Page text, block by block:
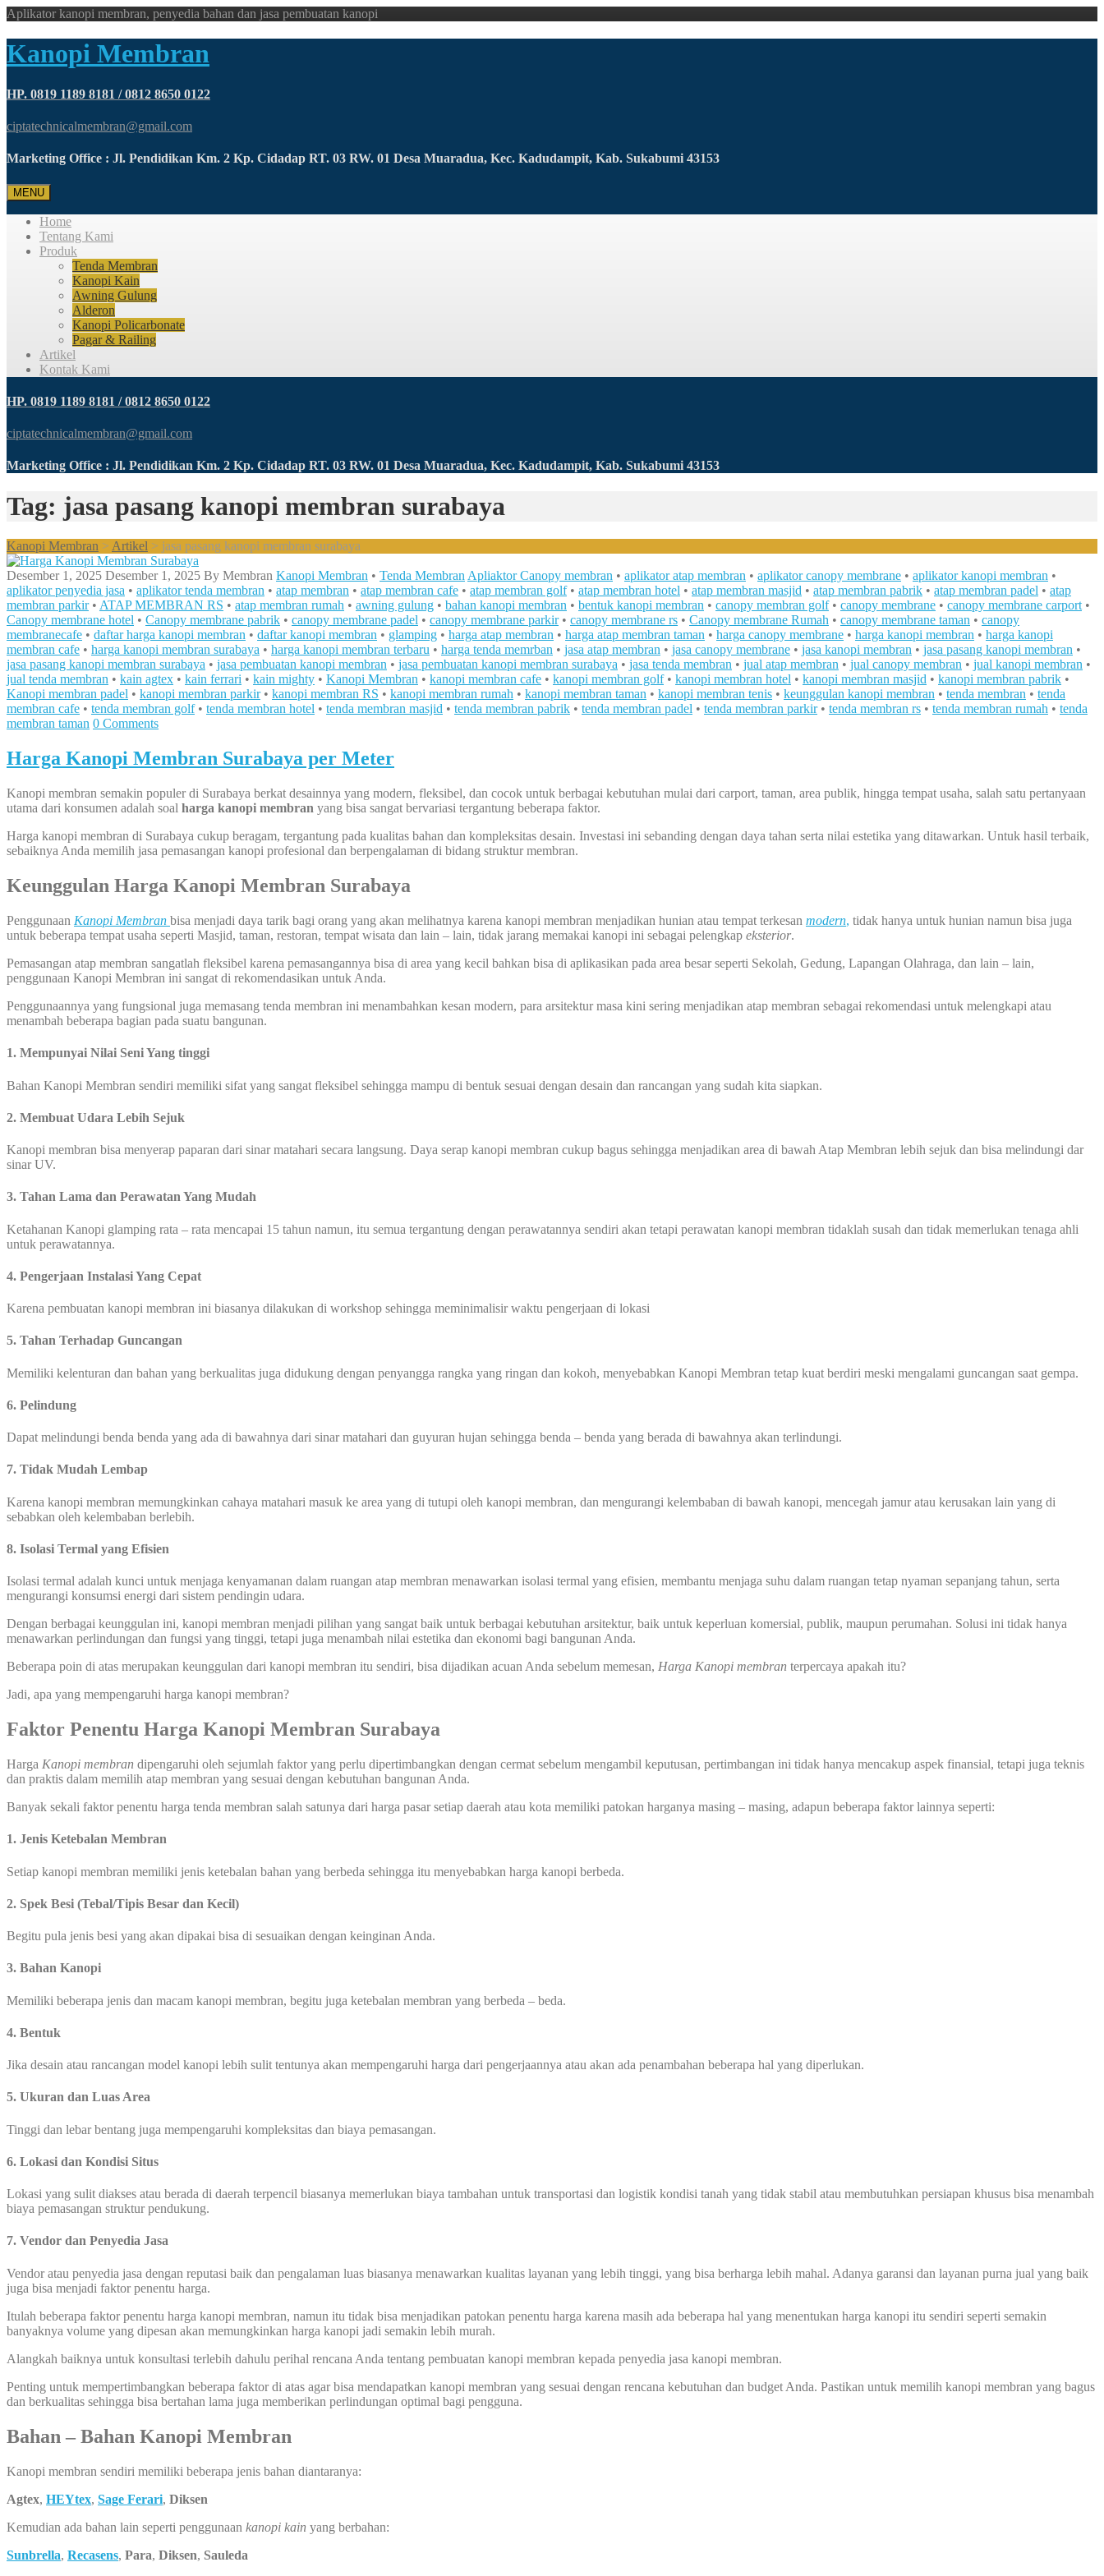
Aplikator kanopi membran, penyedia bahan dan jasa pembuatan kanopi
Kanopi Membran
HP. 0819 1189 8181 / 0812 8650 0122
ciptatechnicalmembran@gmail.com
Marketing Office : Jl. Pendidikan Km. 2 Kp. Cidadap RT. 03 RW. 01 Desa Muaradua, Kec. Kadudampit, Kab. Sukabumi 43153
MENU
Home
Tentang Kami
Produk
Tenda Membran
Kanopi Kain
Awning Gulung
Alderon
Kanopi Policarbonate
Pagar & Railing
Artikel
Kontak Kami
HP. 0819 1189 8181 / 0812 8650 0122
ciptatechnicalmembran@gmail.com
Marketing Office : Jl. Pendidikan Km. 2 Kp. Cidadap RT. 03 RW. 01 Desa Muaradua, Kec. Kadudampit, Kab. Sukabumi 43153
Tag: jasa pasang kanopi membran surabaya
Kanopi Membran > Artikel > jasa pasang kanopi membran surabaya
Desember 1, 2025 Desember 1, 2025 By Membran Kanopi Membran • Tenda Membran Apliaktor Canopy membran • aplikator atap membran • aplikator canopy membrane • aplikator kanopi membran •
aplikator penyedia jasa • aplikator tenda membran • atap membran • atap membran cafe • atap membran golf• atap membran hotel • atap membran masjid • atap membran pabrik • atap membran padel • atap
membran parkir• ATAP MEMBRAN RS • atap membran rumah • awning gulung • bahan kanopi membran • bentuk kanopi membran • canopy membran golf• canopy membrane • canopy membrane carport •
Canopy membrane hotel • Canopy membrane pabrik • canopy membrane padel • canopy membrane parkir• canopy membrane rs • Canopy membrane Rumah • canopy membrane taman • canopy
membranecafe • daftar harga kanopi membran • daftar kanopi membran • glamping • harga atap membran • harga atap membran taman • harga canopy membrane • harga kanopi membran • harga kanopi
membran cafe • harga kanopi membran surabaya • harga kanopi membran terbaru • harga tenda memrban • jasa atap membran • jasa canopy membrane • jasa kanopi membran • jasa pasang kanopi membran •
jasa pasang kanopi membran surabaya • jasa pembuatan kanopi membran • jasa pembuatan kanopi membran surabaya • jasa tenda membran • jual atap membran • jual canopy membran • jual kanopi membran •
jual tenda membran • kain agtex • kain ferrari • kain mighty • Kanopi Membran • kanopi membran cafe • kanopi membran golf• kanopi membran hotel • kanopi membran masjid • kanopi membran pabrik •
Kanopi membran padel • kanopi membran parkir• kanopi membran RS • kanopi membran rumah • kanopi membran taman • kanopi membran tenis • keunggulan kanopi membran • tenda membran • tenda
membran cafe • tenda membran golf• tenda membran hotel • tenda membran masjid • tenda membran pabrik • tenda membran padel • tenda membran parkir• tenda membran rs • tenda membran rumah • tenda
membran taman 0 Comments
Harga Kanopi Membran Surabaya per Meter
Kanopi membran semakin populer di Surabaya berkat desainnya yang modern, fleksibel, dan cocok untuk berbagai kebutuhan mulai dari carport, taman, area publik, hingga tempat usaha, salah satu pertanyaan
utama dari konsumen adalah soal harga kanopi membran yang bisa sangat bervariasi tergantung beberapa faktor.
Harga kanopi membran di Surabaya cukup beragam, tergantung pada kualitas bahan dan kompleksitas desain. Investasi ini sebanding dengan daya tahan serta nilai estetika yang ditawarkan. Untuk hasil terbaik,
sebaiknya Anda memilih jasa pemasangan kanopi profesional dan berpengalaman di bidang struktur membran.
Keunggulan Harga Kanopi Membran Surabaya
Penggunaan Kanopi Membran bisa menjadi daya tarik bagi orang yang akan melihatnya karena kanopi membran menjadikan hunian atau tempat terkesan modern, tidak hanya untuk hunian namun bisa juga
untuk beberapa tempat usaha seperti Masjid, taman, restoran, tempat wisata dan lain – lain, tidak jarang memakai kanopi ini sebagai pelengkap eksterior.
Pemasangan atap membran sangatlah fleksibel karena pemasangannya bisa di area yang kecil bahkan bisa di aplikasikan pada area besar seperti Sekolah, Gedung, Lapangan Olahraga, dan lain – lain,
penggunaan Kanopi Membran ini sangat di rekomendasikan untuk Anda.
Penggunaannya yang fungsional juga memasang tenda membran ini menambahkan kesan modern, para arsitektur masa kini sering menjadikan atap membran sebagai rekomendasi untuk melengkapi atau
menambah beberapa bagian pada suatu bangunan.
1. Mempunyai Nilai Seni Yang tinggi
Bahan Kanopi Membran sendiri memiliki sifat yang sangat fleksibel sehingga mampu di bentuk sesuai dengan desain dan rancangan yang sudah kita siapkan.
2. Membuat Udara Lebih Sejuk
Kanopi membran bisa menyerap paparan dari sinar matahari secara langsung. Daya serap kanopi membran cukup bagus sehingga menjadikan area di bawah Atap Membran lebih sejuk dan bisa melindungi dar
sinar UV.
3. Tahan Lama dan Perawatan Yang Mudah
Ketahanan Kanopi glamping rata – rata mencapai 15 tahun namun, itu semua tergantung dengan perawatannya sendiri akan tetapi perawatan kanopi membran tidaklah susah dan tidak memerlukan tenaga ahli
untuk perawatannya.
4. Pengerjaan Instalasi Yang Cepat
Karena pembuatan kanopi membran ini biasanya dilakukan di workshop sehingga meminimalisir waktu pengerjaan di lokasi
5. Tahan Terhadap Guncangan
Memiliki kelenturan dan bahan yang berkualitas juga didukung dengan penyangga rangka yang ringan dan kokoh, menyebabkan Kanopi Membran tetap kuat berdiri meski mengalami guncangan saat gempa.
6. Pelindung
Dapat melindungi benda benda yang ada di bawahnya dari sinar matahari dan guyuran hujan sehingga benda – benda yang berada di bawahnya akan terlindungi.
7. Tidak Mudah Lembap
Karena kanopi membran memungkinkan cahaya matahari masuk ke area yang di tutupi oleh kanopi membran, dan mengurangi kelembaban di bawah kanopi, mencegah jamur atau kerusakan lain yang di
sebabkan oleh kelembaban berlebih.
8. Isolasi Termal yang Efisien
Isolasi termal adalah kunci untuk menjaga kenyamanan dalam ruangan atap membran menawarkan isolasi termal yang efisien, membantu menjaga suhu dalam ruangan tetap nyaman sepanjang tahun, serta
mengurangi konsumsi energi dari sistem pendingin udara.
Dengan berbagai keunggulan ini, kanopi membran menjadi pilihan yang sangat baik untuk berbagai kebutuhan arsitektur, baik untuk keperluan komersial, publik, maupun perumahan. Solusi ini tidak hanya
menawarkan perlindungan dan fungsi yang tinggi, tetapi juga menambah nilai estetika dan ekonomi bagi bangunan Anda.
Beberapa poin di atas merupakan keunggulan dari kanopi membran itu sendiri, bisa dijadikan acuan Anda sebelum memesan, Harga Kanopi membran terpercaya apakah itu?
Jadi, apa yang mempengaruhi harga kanopi membran?
Faktor Penentu Harga Kanopi Membran Surabaya
Harga Kanopi membran dipengaruhi oleh sejumlah faktor yang perlu dipertimbangkan dengan cermat sebelum mengambil keputusan, pertimbangan ini tidak hanya mencakup aspek finansial, tetapi juga teknis
dan praktis dalam memilih atap membran yang sesuai dengan kebutuhan bangunan Anda.
Banyak sekali faktor penentu harga tenda membran salah satunya dari harga pasar setiap daerah atau kota memiliki patokan harganya masing – masing, adapun beberapa faktor lainnya seperti:
1. Jenis Ketebalan Membran
Setiap kanopi membran memiliki jenis ketebalan bahan yang berbeda sehingga itu menyebabkan harga kanopi berbeda.
2. Spek Besi (Tebal/Tipis Besar dan Kecil)
Begitu pula jenis besi yang akan dipakai bisa di sesuaikan dengan keinginan Anda.
3. Bahan Kanopi
Memiliki beberapa jenis dan macam kanopi membran, begitu juga ketebalan membran yang berbeda – beda.
4. Bentuk
Jika desain atau rancangan model kanopi lebih sulit tentunya akan mempengaruhi harga dari pengerjaannya atau akan ada penambahan beberapa hal yang diperlukan.
5. Ukuran dan Luas Area
Tinggi dan lebar bentang juga mempengaruhi kompleksitas dan biaya pemasangan.
6. Lokasi dan Kondisi Situs
Lokasi yang sulit diakses atau berada di daerah terpencil biasanya memerlukan biaya tambahan untuk transportasi dan logistik kondisi tanah yang tidak stabil atau membutuhkan persiapan khusus bisa menambah
biaya pemasangan struktur pendukung.
7. Vendor dan Penyedia Jasa
Vendor atau penyedia jasa dengan reputasi baik dan pengalaman luas biasanya menawarkan kualitas layanan yang lebih tinggi, yang bisa berharga lebih mahal. Adanya garansi dan layanan purna jual yang baik
juga bisa menjadi faktor penentu harga.
Itulah beberapa faktor penentu harga kanopi membran, namun itu tidak bisa menjadikan patokan penentu harga karena masih ada beberapa hal yang menentukan harga kanopi itu sendiri seperti semakin
banyaknya volume yang dipesan akan memungkinkan harga kanopi jadi semakin lebih murah.
Alangkah baiknya untuk konsultasi terlebih dahulu perihal rencana Anda tentang pembuatan kanopi membran kepada penyedia jasa kanopi membran.
Penting untuk mempertimbangkan beberapa faktor di atas agar bisa mendapatkan kanopi membran yang sesuai dengan rencana kebutuhan dan budget Anda. Pastikan untuk memilih kanopi membran yang bagus
dan berkualitas sehingga bisa bertahan lama juga memberikan perlindungan optimal bagi pengguna.
Bahan – Bahan Kanopi Membran
Kanopi membran sendiri memiliki beberapa jenis bahan diantaranya:
Agtex, HEYtex, Sage Ferari, Diksen
Kemudian ada bahan lain seperti penggunaan kanopi kain yang berbahan:
Sunbrella, Recasens, Para, Diksen, Sauleda